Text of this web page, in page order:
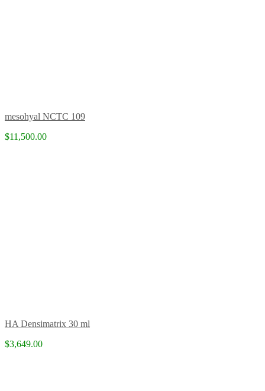
mesohyal NCTC 109
$11,500.00
HA Densimatrix 30 ml
$3,649.00